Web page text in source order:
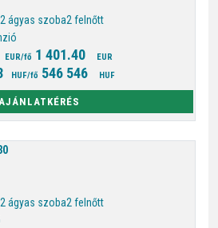
ágyas szoba2 felnőtt
EUR/fő 1 401.40 EUR
HUF/fő 546 546 HUF
ágyas szoba2 felnőtt